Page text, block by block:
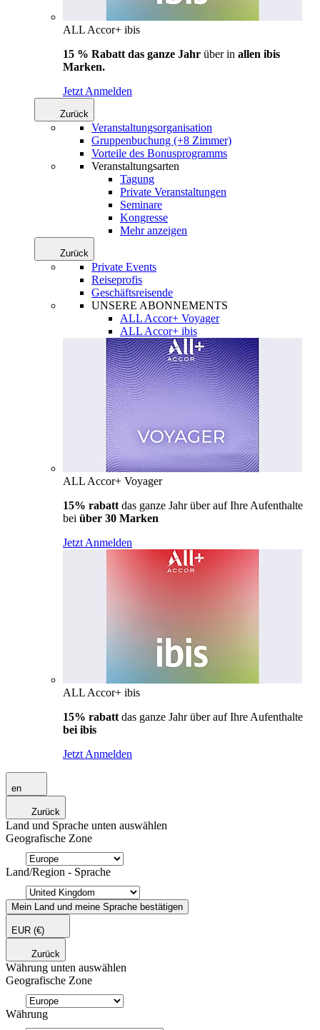
ALL Accor+ ibis
15 % Rabatt das ganze Jahr über in allen ibis
Marken.
Jetzt Anmelden
Zurück
Veranstaltungsorganisation
Gruppenbuchung (+8 Zimmer)
Vorteile des Bonusprogramms
Veranstaltungsarten
Tagung
Private Veranstaltungen
Seminare
Kongresse
Mehr anzeigen
Zurück
Private Events
Reiseprofis
Geschäftsreisende
UNSERE ABONNEMENTS
ALL Accor+ Voyager
ALL Accor+ ibis
ALL Accor+ Voyager
15% rabatt das ganze Jahr über auf Ihre Aufenthalte
bei über 30 Marken
Jetzt Anmelden
ALL Accor+ ibis
15% rabatt das ganze Jahr über auf Ihre Aufenthalte
bei ibis
Jetzt Anmelden
en
Zurück
Land und Sprache unten auswählen
Geografische Zone
Land/Region - Sprache
Mein Land und meine Sprache bestätigen
EUR (€)
Zurück
Währung unten auswählen
Geografische Zone
Währung